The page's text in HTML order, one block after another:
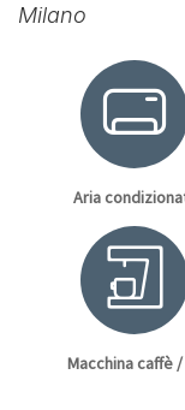
Milano
Aria
Macchina caffè